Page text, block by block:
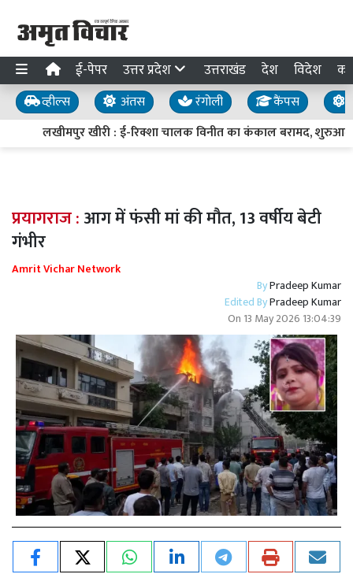
ई-पेपर उत्तर प्रदेश उत्तराखंड देश विदेश
व्हील्स अंतस रंगोली कैंपस
लखीमपुर खीरी : ई-रिक्शा चालक विनीत का कंकाल बरामद, शुरुआती
प्रयागराज :आग में फंसी मां की मौत, 13 वर्षीय बेटी
गंभीर
Amrit Vichar Network
ByPradeep Kumar
Edited ByPradeep Kumar
On 13 May 2026 13:04:39